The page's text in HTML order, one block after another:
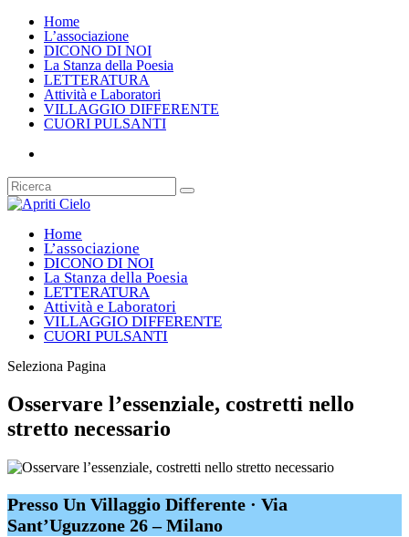
Home
L’associazione
DICONO DI NOI
La Stanza della Poesia
LETTERATURA
Attività e Laboratori
VILLAGGIO DIFFERENTE
CUORI PULSANTI
Home
L’associazione
DICONO DI NOI
La Stanza della Poesia
LETTERATURA
Attività e Laboratori
VILLAGGIO DIFFERENTE
CUORI PULSANTI
Seleziona Pagina
Osservare l’essenziale, costretti nello
stretto necessario
Presso Un Villaggio Differente · Via
Sant’Uguzzone 26 – Milano